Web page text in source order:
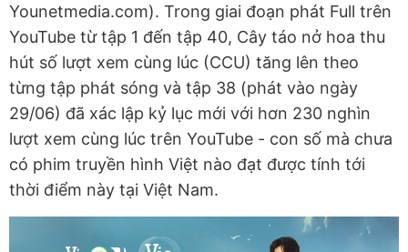
Younetmedia.com). Trong giai đoạn phát Full trên
YouTube từ tập 1 đến tập 40, Cây táo nở hoa thu
hút số lượt xem cùng lúc (CCU) tăng lên theo
từng tập phát sóng và tập 38 (phát vào ngày
29/06) đã xác lập kỷ lục mới với hơn 230 nghìn
lượt xem cùng lúc trên YouTube - con số mà chưa
có phim truyền hình Việt nào đạt được tính tới
thời điểm này tại Việt Nam.